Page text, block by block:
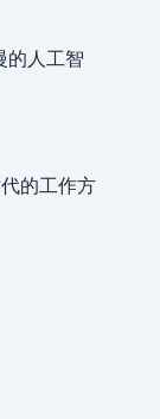
的人工智
的工作方